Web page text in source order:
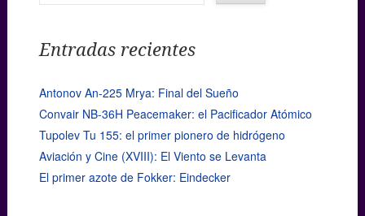
Entradas recientes
Antonov An-225 Mrya: Final del Sueño
Convair NB-36H Peacemaker: el Pacificador Atómico
Tupolev Tu 155: el primer pionero de hidrógeno
Aviación y Cine (XVIII): El Viento se Levanta
El primer azote de Fokker: Eindecker